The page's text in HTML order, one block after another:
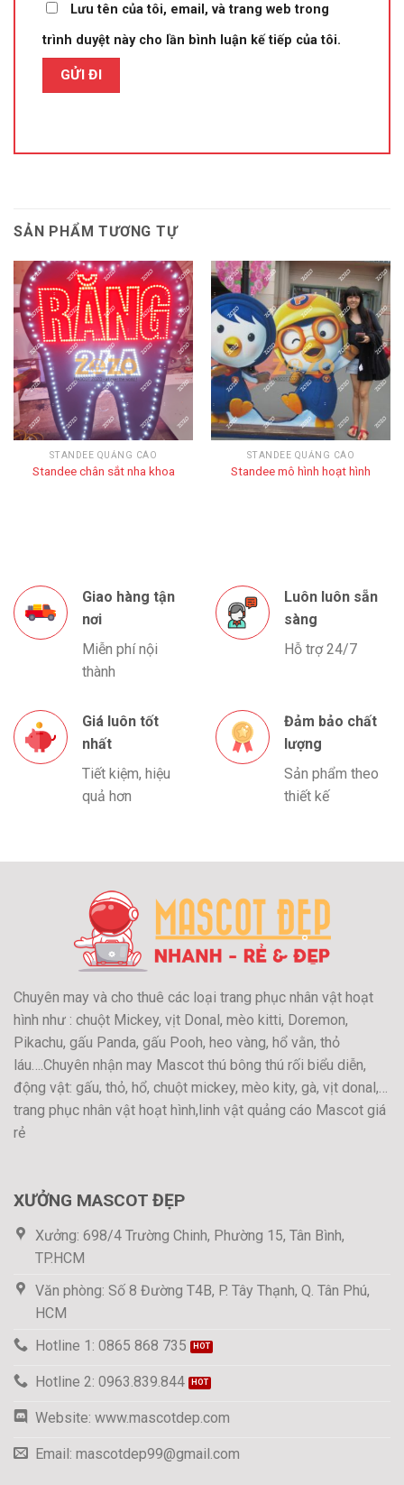
Lưu tên của tôi, email, và trang web trong
trình duyệt này cho lần bình luận kế tiếp của tôi.
SẢN PHẨM TƯƠNG TỰ
STANDEE QUẢNG CÁO
Standee chân sắt nha khoa
STANDEE QUẢNG CÁO
Standee mô hình hoạt hình
Giao hàng tận
nơi
Miễn phí nội
thành
Luôn luôn sẵn
sàng
Hỗ trợ 24/7
Giá luôn tốt
nhất
Tiết kiệm, hiệu
quả hơn
Đảm bảo chất
lượng
Sản phẩm theo
thiết kế
Chuyên may và cho thuê các loại trang phục nhân vật hoạt
hình như : chuột Mickey, vịt Donal, mèo kitti, Doremon,
Pikachu, gấu Panda, gấu Pooh, heo vàng, hổ vằn, thỏ
láu….Chuyên nhận may Mascot thú bông thú rối biểu diễn,
động vật: gấu, thỏ, hổ, chuột mickey, mèo kity, gà, vịt donal,…
trang phục nhân vật hoạt hình,linh vật quảng cáo Mascot giá
rẻ
XƯỞNG MASCOT ĐẸP
Xưởng: 698/4 Trường Chinh, Phường 15, Tân Bình,
TP.HCM
Văn phòng: Số 8 Đường T4B, P. Tây Thạnh, Q. Tân Phú,
HCM
Hotline 1: 0865 868 735
Hotline 2: 0963.839.844
Website: www.mascotdep.com
Email: mascotdep99@gmail.com